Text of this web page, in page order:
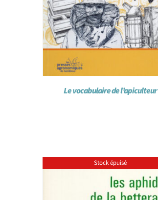
Le vocabulaire de l’apiculteur
Stock épuisé